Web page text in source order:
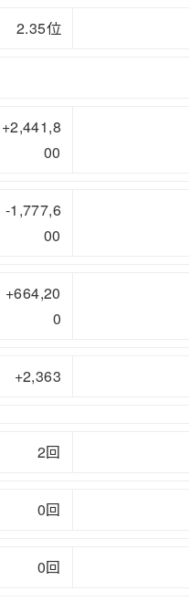
2.35位
+2,441,8
00
-1,777,6
00
+664,20
0
+2,363
2回
0回
0回